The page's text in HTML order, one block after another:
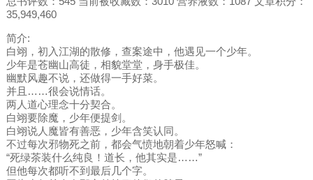
35,949,460
简介:
白翊，初入江湖的散修，查案途中，他遇见一个少年。
少年是苍幽山高徒，相貌堂堂，身手极佳。
幽默风趣不说，还做得一手好菜。
并且……很会说情话。
两人道心理念十分契合。
白翊要除魔，少年便提剑。
白翊说人魔皆有善恶，少年含笑认同。
不过每次邪物死之前，都会气愤地朝着少年怒喊：
“死绿茶装什么纯良！道长，他其实是……”
但他每次都听不到最后几个字。